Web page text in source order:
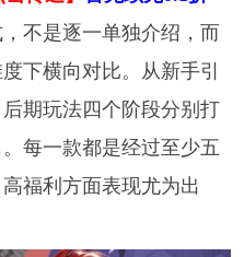
不是逐一单独介绍，而
下横向对比。从新手引
期玩法四个阶段分别打
每一款都是经过至少五
福利方面表现尤为出